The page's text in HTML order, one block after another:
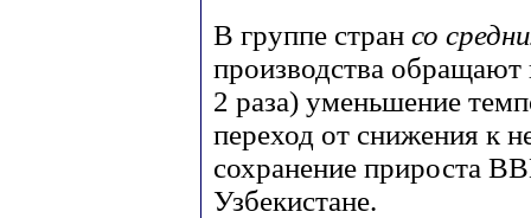
В группе стран со
производства обращают
2 раза) уменьшение
переход от снижения к
сохранение прироста
Узбекистане.